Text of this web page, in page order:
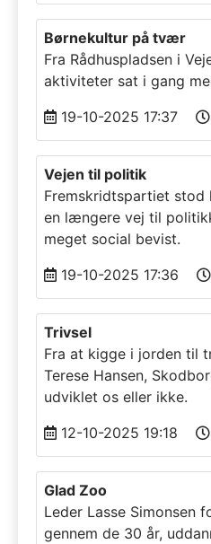
Børnekultur på tvær
Fra Rådhuspladsen i
aktiviteter sat i gang
19-10-2025 17:37
Vejen til politik
Fremskridtspartiet stod
en længere vej til
meget social bevist.
19-10-2025 17:36
Trivsel
Fra at kigge i jorden til
Terese Hansen,
udviklet os eller ikke.
12-10-2025 19:18
Glad Zoo
Leder Lasse Simonsen
gennem de 30 år,